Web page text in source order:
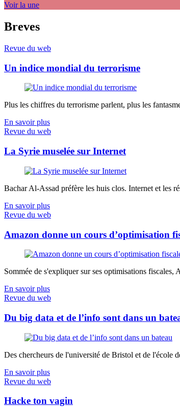
Voir la une
Breves
Revue du web
Un indice mondial du terrorisme
Plus les chiffres du terrorisme parlent, plus les
En savoir plus
Revue du web
La Syrie muselée sur Internet
Bachar Al-Assad préfère les huis clos. Internet et les
En savoir plus
Revue du web
Amazon donne un cours d’optimisation
Sommée de s'expliquer sur ses optimisations
En savoir plus
Revue du web
Du big data et de l’info sont dans un
Des chercheurs de l'université de Bristol et de
En savoir plus
Revue du web
Hacke ton vagin